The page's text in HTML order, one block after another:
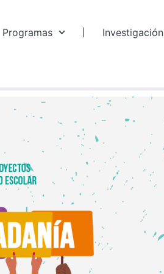
Programas Investigación